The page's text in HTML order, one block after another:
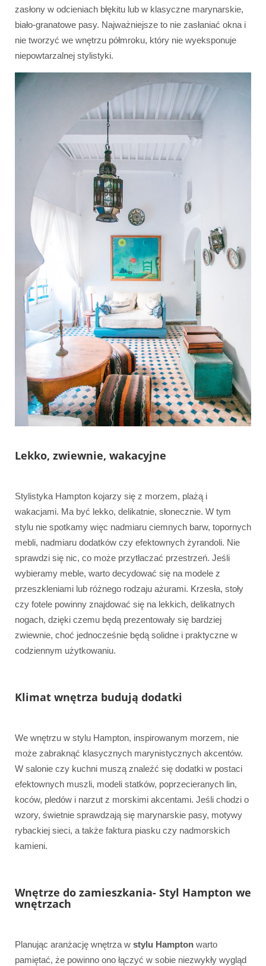
zasłony w odcieniach błękitu lub w klasyczne marynarskie,
biało-granatowe pasy. Najważniejsze to nie zasłaniać okna i
nie tworzyć we wnętrzu półmroku, który nie wyeksponuje
niepowtarzalnej stylistyki.
Lekko, zwiewnie, wakacyjne
Stylistyka Hampton kojarzy się z morzem, plażą i
wakacjami. Ma być lekko, delikatnie, słonecznie. W tym
stylu nie spotkamy więc nadmiaru ciemnych barw, topornych
mebli, nadmiaru dodatków czy efektownych żyrandoli. Nie
sprawdzi się nic, co może przytłaczać przestrzeń. Jeśli
wybieramy meble, warto decydować się na modele z
przeszkleniami lub różnego rodzaju ażurami. Krzesła, stoły
czy fotele powinny znajdować się na lekkich, delikatnych
nogach, dzięki czemu będą prezentowały się bardziej
zwiewnie, choć jednocześnie będą solidne i praktyczne w
codziennym użytkowaniu.
Klimat wnętrza budują dodatki
We wnętrzu w stylu Hampton, inspirowanym morzem, nie
może zabraknąć klasycznych marynistycznych akcentów.
W salonie czy kuchni muszą znaleźć się dodatki w postaci
efektownych muszli, modeli statków, poprzecieranych lin,
koców, pledów i narzut z morskimi akcentami. Jeśli chodzi o
wzory, świetnie sprawdzają się marynarskie pasy, motywy
rybackiej sieci, a także faktura piasku czy nadmorskich
kamieni.
Wnętrze do zamieszkania- Styl Hampton we
wnętrzach
Planując aranżację wnętrza w stylu Hampton warto
pamiętać, że powinno ono łączyć w sobie niezwykły wygląd